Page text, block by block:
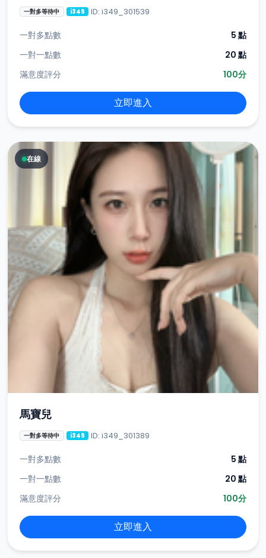
一對多等待中 i349 ID: i349_301539
一對多點數
5 點
一對一點數
20 點
滿意度評分
100分
立即進入
在線
馬寶兒
一對多等待中 i349 ID: i349_301389
一對多點數
5 點
一對一點數
20 點
滿意度評分
100分
立即進入